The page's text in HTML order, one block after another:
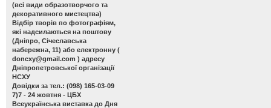
(всі види образотворчого та
декоративного мистецтва)
Відбір творів по фотографіям,
які надсилаються на поштову
(Дніпро, Січеславська
набережна, 11) або електронну (
doncxy@gmail.com ) адресу
Дніпропетровської організації
НСХУ
Довідки за тел.: (098) 165-03-09
7)7 - 24 жовтня - ЦБХ
Всеукраїнська виставка до Дня